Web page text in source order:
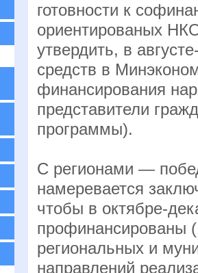
готовности к
ориентированых
утвердить, в
средств в
финансирования
представители
программы).
С регионами —
намеревается
чтобы в октябре-
профинансированы
региональных и
направлений